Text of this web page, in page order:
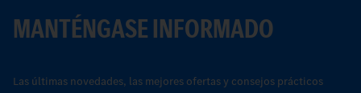
MANTÉNGASE INFORMADO
Las últimas novedades, las mejores ofertas y consejos prácticos